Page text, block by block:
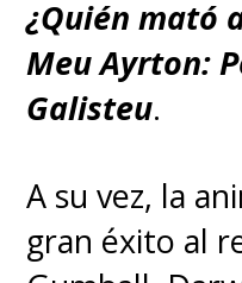
¿Quién mató
Meu Ayrton:
Galisteu.
A su vez, la
gran éxito al